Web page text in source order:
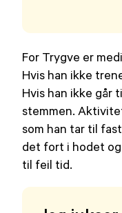
For Trygve er
Hvis han ikke
Hvis han ikke går
stemmen.
som han tar til
det fort i hodet
til feil tid.